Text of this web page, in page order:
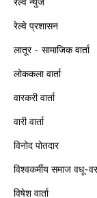
रेल्वे प्रशासन
लातूर - सामाजिक वार्ता
लोककला वार्ता
वारकरी वार्ता
वारी वार्ता
विनोद पोतदार
विश्वकर्मीय समाज वधू-
विषेश वार्ता